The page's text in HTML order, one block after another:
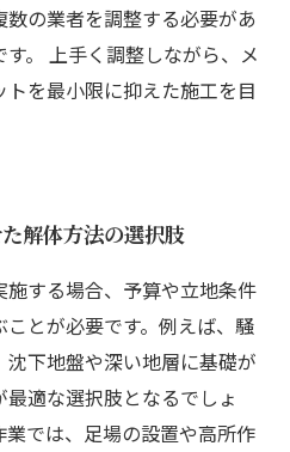
の業者を調整する必要があ
。 上手く調整しながら、メ
を最小限に抑えた施工を目
解体方法の選択肢
する場合、予算や立地条件
とが必要です。例えば、騒
下地盤や深い地層に基礎が
適な選択肢となるでしょ
では、足場の設置や高所作